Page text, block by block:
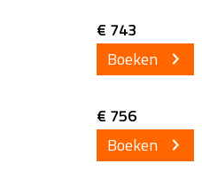
€ 743
Boeken
€ 756
Boeken